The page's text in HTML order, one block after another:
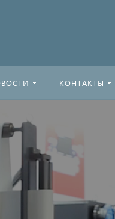
КОНТАКТЫ